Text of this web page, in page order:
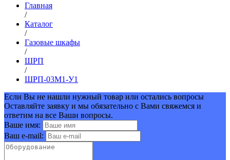
Главная
/
Каталог
/
Газовые шкафы
/
ШРП
/
ШРП-03М1-У1
Если Вы не нашли нужный товар или остались вопросы
Оставляйте заявку и мы обязательно с Вами свяжемся и
ответим на все Ваши вопросы.
Ваше имя:
Ваш e-mail: